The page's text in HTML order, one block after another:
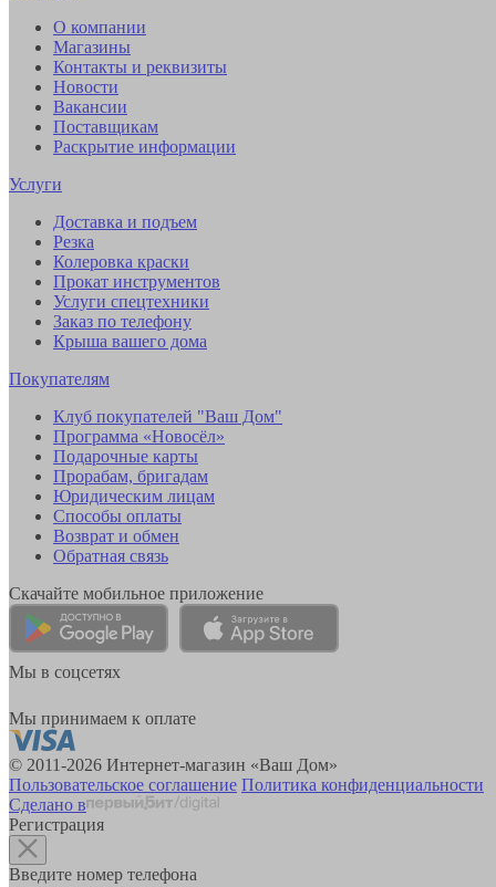
О компании
Магазины
Контакты и реквизиты
Новости
Вакансии
Поставщикам
Раскрытие информации
Услуги
Доставка и подъем
Резка
Колеровка краски
Прокат инструментов
Услуги спецтехники
Заказ по телефону
Крыша вашего дома
Покупателям
Клуб покупателей "Ваш Дом"
Программа «Новосёл»
Подарочные карты
Прорабам, бригадам
Юридическим лицам
Способы оплаты
Возврат и обмен
Обратная связь
Скачайте мобильное приложение
Мы в соцсетях
Мы принимаем к оплате
© 2011-2026 Интернет-магазин «Ваш Дом»
Пользовательское соглашение Политика конфиденциальности
Сделано в
Регистрация
Введите номер телефона